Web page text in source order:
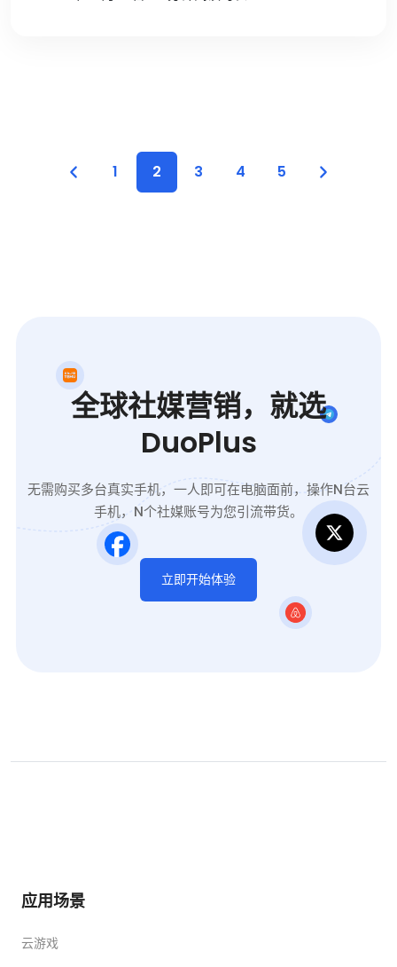
1 2 3 4 5
全球社媒营销，就选
DuoPlus
无需购买多台真实手机，一人即可在电脑面前，操作N台云
手机，N个社媒账号为您引流带货。
立即开始体验
应用场景
云游戏